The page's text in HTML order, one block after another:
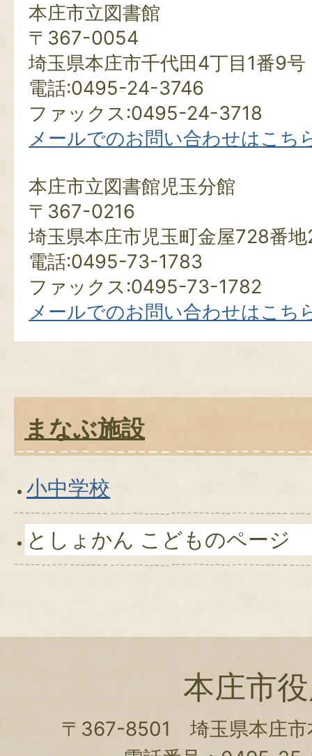
本庄市立図書館
〒367-0054
埼玉県本庄市千代田4丁目1番9号
電話:0495-24-3746
ファックス:0495-24-3718
メールでのお問い合わせはこち
本庄市立図書館児玉分館
〒367-0216
埼玉県本庄市児玉町金屋728番地
電話:0495-73-1783
ファックス:0495-73-1782
メールでのお問い合わせはこち
まなぶ施設
小中学校
としょかん こどものページ
本庄市
〒367-8501 埼玉県本庄市